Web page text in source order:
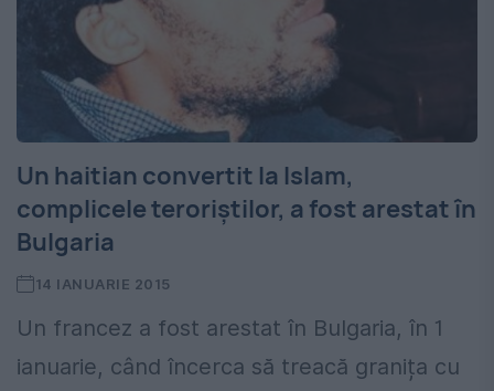
Un haitian convertit la Islam,
complicele teroriștilor, a fost arestat în
Bulgaria
14 IANUARIE 2015
Un francez a fost arestat în Bulgaria, în 1
ianuarie, când încerca să treacă granița cu